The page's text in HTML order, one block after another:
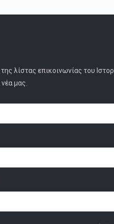
της λίστας επικοινωνίας του
μας.